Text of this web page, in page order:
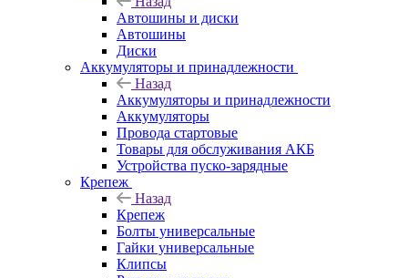
Автошины и диски
Автошины
Диски
Аккумуляторы и принадлежности
Назад
Аккумуляторы и принадлежности
Аккумуляторы
Провода стартовые
Товары для обслуживания АКБ
Устройства пуско-зарядные
Крепеж
Назад
Крепеж
Болты универсальные
Гайки универсальные
Клипсы